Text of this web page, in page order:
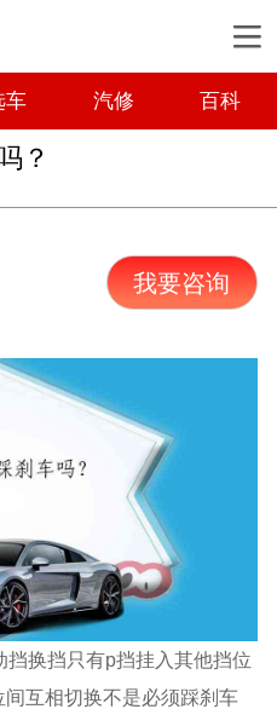
车 汽修 百科
？
我要咨询
换挡只有p挡挂入其他挡位
互相切换不是必须踩刹车